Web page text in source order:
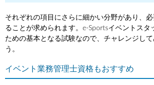
それぞれの項目にさらに細かい分野があり、
ることが求められます。e-Sportsイベントスタ
ための基本となる試験なので、チャレンジし
う。
イベント業務管理士資格もおすすめ